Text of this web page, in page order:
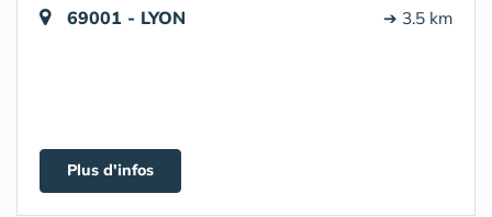
69001 - LYON ➔ 3.5 km
Plus d'infos